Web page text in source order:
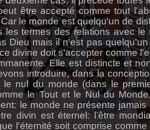
être accepté comme tout
le monde est quelqu'un de
les termes des relations avec
Dieu mais il n'est pas
divine doit s’accepter comme
Elle est distincte et
introduire, dans la
le nul du monde (dans le
le Tout et le Nul du
le monde ne présente
divin est éternel: l’être
l'éternité soit comprise